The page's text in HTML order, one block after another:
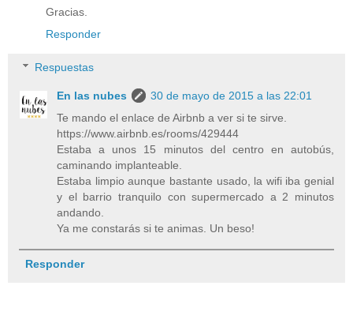
Gracias.
Responder
Respuestas
En las nubes
30 de mayo de 2015 a las 22:01
Te mando el enlace de Airbnb a ver si te sirve.
https://www.airbnb.es/rooms/429444
Estaba a unos 15 minutos del centro en autobús,
caminando implanteable.
Estaba limpio aunque bastante usado, la wifi iba genial
y el barrio tranquilo con supermercado a 2 minutos
andando.
Ya me constarás si te animas. Un beso!
Responder